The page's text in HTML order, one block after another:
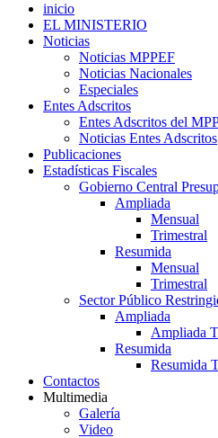
inicio
EL MINISTERIO
Noticias
Noticias MPPEF
Noticias Nacionales
Especiales
Entes Adscritos
Entes Adscritos del
Noticias Entes Adscritos
Publicaciones
Estadísticas Fiscales
Gobierno Central
Ampliada
Mensual
Trimestral
Resumida
Mensual
Trimestral
Sector Público
Ampliada
Ampliada
Resumida
Resumida
Contactos
Multimedia
Galería
Video